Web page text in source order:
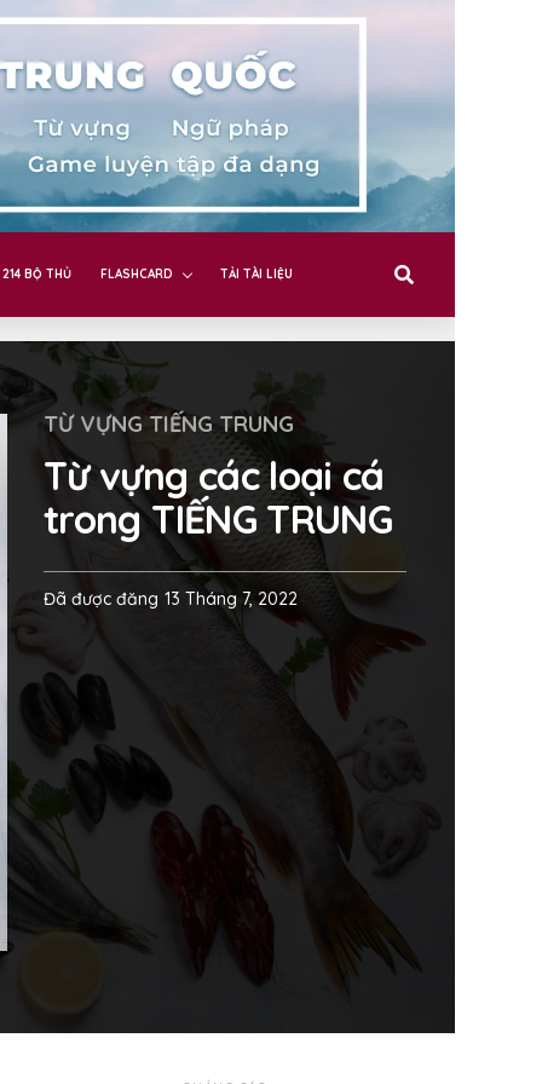
214 BỘ THỦ FLASHCARD TẢI TÀI LIỆU
TỪ VỰNG TIẾNG TRUNG
Từ vựng các loại cá
trong TIẾNG TRUNG
Đã được đăng 13 Tháng 7, 2022